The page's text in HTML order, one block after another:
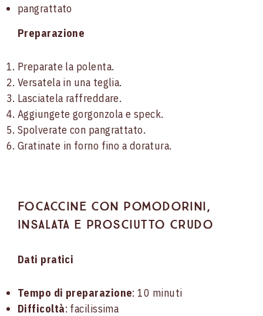
pangrattato
Preparazione
Preparate la polenta.
Versatela in una teglia.
Lasciatela raffreddare.
Aggiungete gorgonzola e speck.
Spolverate con pangrattato.
Gratinate in forno fino a doratura.
Focaccine con pomodorini,
insalata e prosciutto crudo
Dati pratici
Tempo di preparazione: 10 minuti
Difficoltà: facilissima